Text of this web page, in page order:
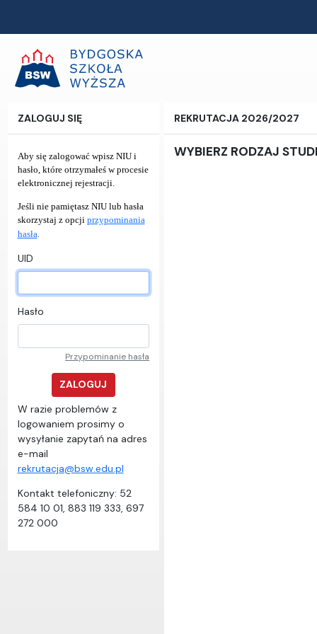
ZALOGUJ SIĘ
Aby się zalogować wpisz NIU i
hasło, które otrzymałeś w procesie
elektronicznej rejestracji.
Jeśli nie pamiętasz NIU lub hasła
skorzystaj z opcji przypominania
hasła
UID
Hasło
Przypominanie hasła
ZALOGUJ
W razie problemów z
logowaniem prosimy o
wysyłanie zapytań na adres
e-mail
rekrutacja@bsw.edu.pl
Kontakt telefoniczny: 52
584 10 01, 883 119 333, 697
272 000
REKRUTACJA 2026/2027
WYBIERZ RODZAJ